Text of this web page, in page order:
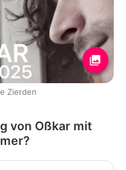
Zierden
von Oßkar mit